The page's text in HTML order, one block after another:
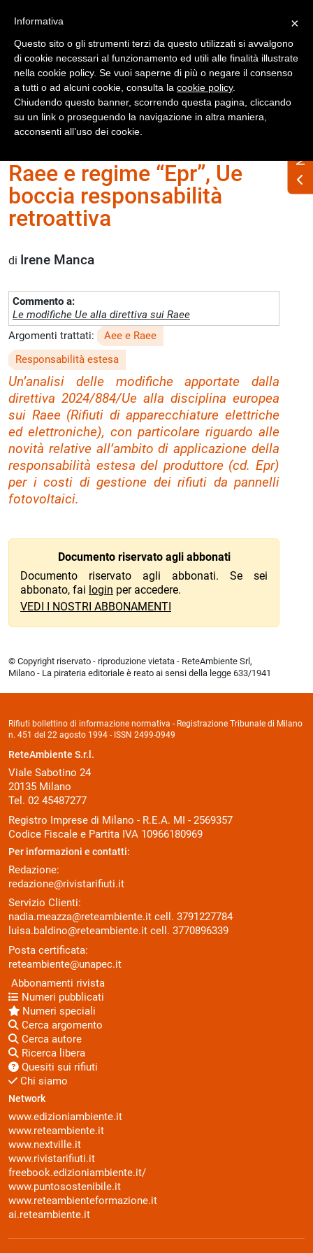
Accedi
Home Numero Rifiuti n. 327 maggio 2024
Raee e regime “Epr”, Ue
boccia responsabilità
retroattiva
di Irene Manca
Commento a:
Le modifiche Ue alla direttiva sui Raee
Argomenti trattati:
Aee e Raee
Responsabilità estesa
Un’analisi delle modifiche apportate dalla
direttiva 2024/884/Ue alla disciplina europea
sui Raee (Rifiuti di apparecchiature elettriche
ed elettroniche), con particolare riguardo alle
novità relative all’ambito di applicazione della
responsabilità estesa del produttore (cd. Epr)
per i costi di gestione dei rifiuti da pannelli
fotovoltaici.
Documento riservato agli abbonati
Documento riservato agli abbonati. Se sei
abbonato, fai login per accedere.
VEDI I NOSTRI ABBONAMENTI
© Copyright riservato - riproduzione vietata - ReteAmbiente Srl,
Milano - La pirateria editoriale è reato ai sensi della legge 633/1941
Rifiuti bollettino di informazione normativa - Registrazione Tribunale di Milano
n. 451 del 22 agosto 1994 - ISSN 2499-0949
ReteAmbiente S.r.l.
Viale Sabotino 24
20135 Milano
Tel. 02 45487277
Registro Imprese di Milano - R.E.A. MI - 2569357
Codice Fiscale e Partita IVA 10966180969
Per informazioni e contatti:
Redazione:
redazione@rivistarifiuti.it
Servizio Clienti:
nadia.meazza@reteambiente.it cell. 3791227784
luisa.baldino@reteambiente.it cell. 3770896339
Posta certificata:
reteambiente@unapec.it
Abbonamenti rivista
Numeri pubblicati
Numeri speciali
Cerca argomento
Cerca autore
Ricerca libera
Quesiti sui rifiuti
Chi siamo
Network
www.edizioniambiente.it
www.reteambiente.it
www.nextville.it
www.rivistarifiuti.it
freebook.edizioniambiente.it/
www.puntosostenibile.it
www.reteambienteformazione.it
ai.reteambiente.it
×
Informativa
Questo sito o gli strumenti terzi da questo utilizzati si avvalgono
di cookie necessari al funzionamento ed utili alle finalità illustrate
nella cookie policy. Se vuoi saperne di più o negare il consenso
a tutti o ad alcuni cookie, consulta la cookie policy.
Chiudendo questo banner, scorrendo questa pagina, cliccando
su un link o proseguendo la navigazione in altra maniera,
acconsenti all’uso dei cookie.